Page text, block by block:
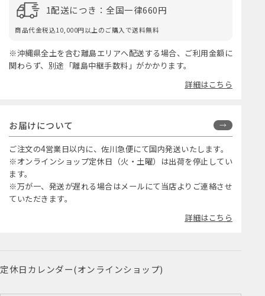
1配送につき：全国一律660円
商品代金税込10,000円以上のご購入で送料無料
※沖縄県全土を含む離島エリアへ配送する場合、ご利用金額に
関わらず、別途「離島中継手数料」がかかります。
詳細はこちら
お届けについて
ご注文の4営業日以内に、佐川急便にて国内発送いたします。
※オンラインショップ定休日（火・土曜）は出荷を停止してい
ます。
※万が一、発送が遅れる場合はメールにて当店よりご連絡させ
ていただきます。
詳細はこちら
定休日カレンダー(オンラインショップ)